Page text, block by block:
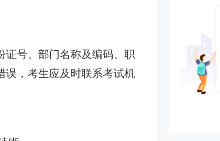
证号、部门名称及编码、职
误，考生应及时联系考试机